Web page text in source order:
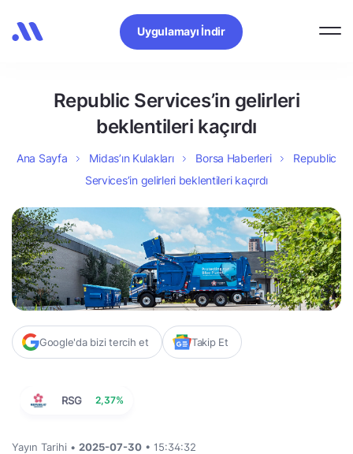
Uygulamayı İndir
Republic Services’in gelirleri
beklentileri kaçırdı
Ana Sayfa Midas’ın Kulakları Borsa Haberleri
Republic
Services’in gelirleri beklentileri kaçırdı
Google'da bizi tercih et Takip Et
RSG 2,37%
Yayın Tarihi • 2025-07-30 • 15:34:32